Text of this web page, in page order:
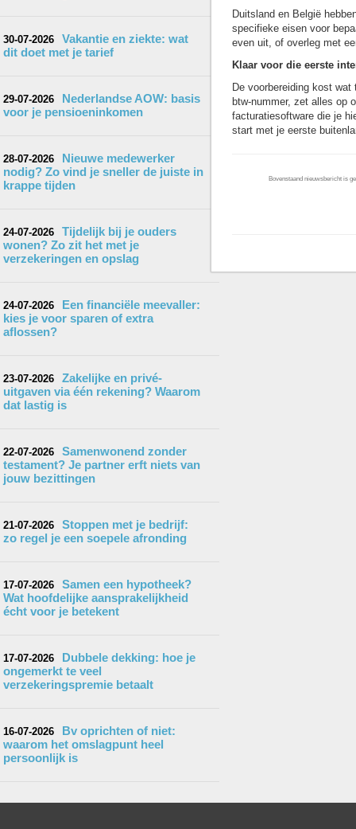
30-07-2026
Vakantie en ziekte: wat
dit doet met je tarief
29-07-2026
Nederlandse AOW: basis
voor je pensioeninkomen
28-07-2026
Nieuwe medewerker
nodig? Zo vind je sneller de juiste in
krappe tijden
24-07-2026
Tijdelijk bij je ouders
wonen? Zo zit het met je
verzekeringen en opslag
24-07-2026
Een financiële meevaller:
kies je voor sparen of extra
aflossen?
23-07-2026
Zakelijke en privé-
uitgaven via één rekening? Waarom
dat lastig is
22-07-2026
Samenwonend zonder
testament? Je partner erft niets van
jouw bezittingen
21-07-2026
Stoppen met je bedrijf:
zo regel je een soepele afronding
17-07-2026
Samen een hypotheek?
Wat hoofdelijke aansprakelijkheid
écht voor je betekent
17-07-2026
Dubbele dekking: hoe je
ongemerkt te veel
verzekeringspremie betaalt
16-07-2026
Bv oprichten of niet:
waarom het omslagpunt heel
persoonlijk is
Duitsland en België
specifieke eisen voor
even uit, of overleg met
Klaar voor die eerste
De voorbereiding kost
btw-nummer, zet alles op
facturatiesoftware die je
start met je eerste
Bovenstaand nieuwsbericht is